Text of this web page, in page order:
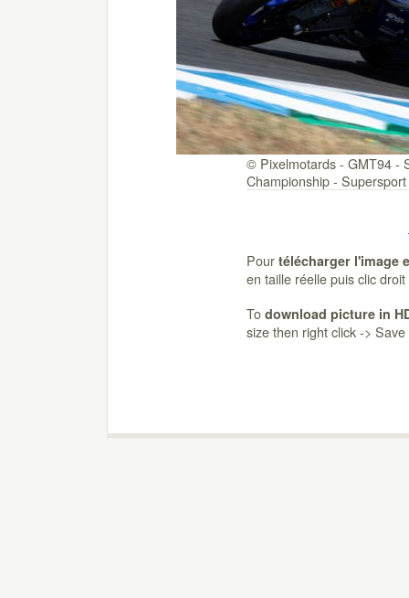
© Pixelmotards - GMT94 -
Championship -
Pour télécharger l'image
en taille réelle puis clic
To download picture in
size then right click ->